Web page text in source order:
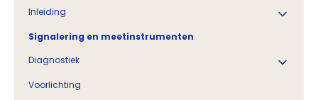
Inleiding
Signalering en meetinstrumenten
Diagnostiek
Voorlichting